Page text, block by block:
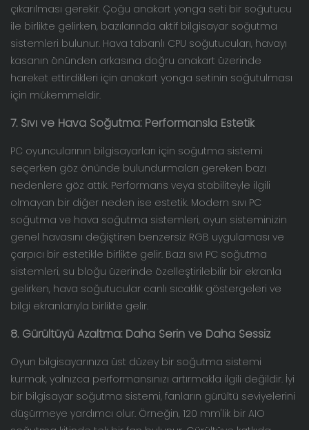
çıkarılması gerekir. Çoğu anakart yonga seti bir soğutucu
ile birlikte gelirken, bazılarında aktif bilgisayar soğutma
sistemleri bulunur. Hava tabanlı CPU soğutucuları, havayı
kasanın önünden arkasına doğru anakart üzerinde
hareket ettirdikleri için anakart yonga setinin soğutulması
için mükemmeldir.
7. Sıvı ve Hava Soğutma: Performansla Estetik
PC oyuncularının bilgisayarları için soğutma sistemi
seçerken göz önünde bulundurmaları gereken bazı
nedenlere göz attık. Performans veya stabiliteyle ilgili
olmayan bir diğer neden ise estetik. Modern sıvı PC
soğutma ve hava soğutma sistemleri, oyun sisteminizin
genel havasını değiştiren benzersiz RGB uygulaması ve
çarpıcı bir estetikle birlikte gelir. Bazı sıvı PC soğutma
sistemleri, su bloğu üzerinde özelleştirilebilir bir ekranla
gelirken, hava soğutucular canlı sıcaklık göstergeleri ve
bilgi ekranlarıyla birlikte gelir.
8. Gürültüyü Azaltma: Daha Serin ve Daha Sessiz
Oyun bilgisayarınıza üst düzey bir soğutma sistemi
kurmak, yalnızca performansınızı artırmakla ilgili değildir. İyi
bir bilgisayar soğutma sistemi, fanların gürültü seviyelerini
düşürmeye yardımcı olur. Örneğin, 120 mm'lik bir AIO